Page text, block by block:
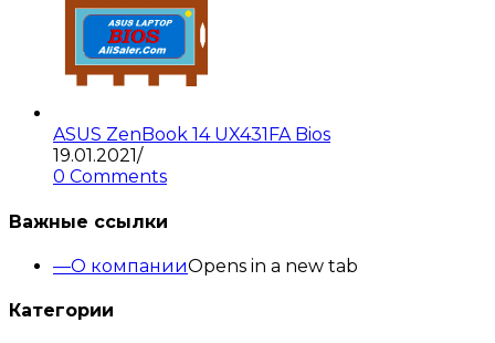
ASUS ZenBook 14 UX431FA Bios
19.01.2021/
0 Comments
Важные ссылки
О компанииOpens in a new tab
Категории